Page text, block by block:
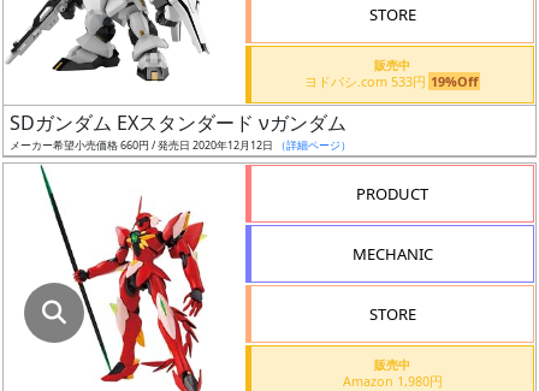
店
舗
最
安
STORE
販売中
ヨドバシ.com 533円 19%Off
SDガンダム EXスタンダード νガンダム
メーカー希望小売価格 660円 / 発売日 2020年12月12日 （詳細ページ）
PRODUCT
MECHANIC
STORE
販売中
Amazon 1,980円